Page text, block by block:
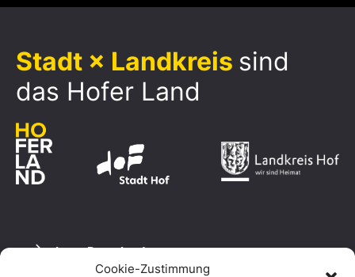
Cookie-Zustimmung
Stadt × Landkreis sind
das Hofer Land
Logo Download